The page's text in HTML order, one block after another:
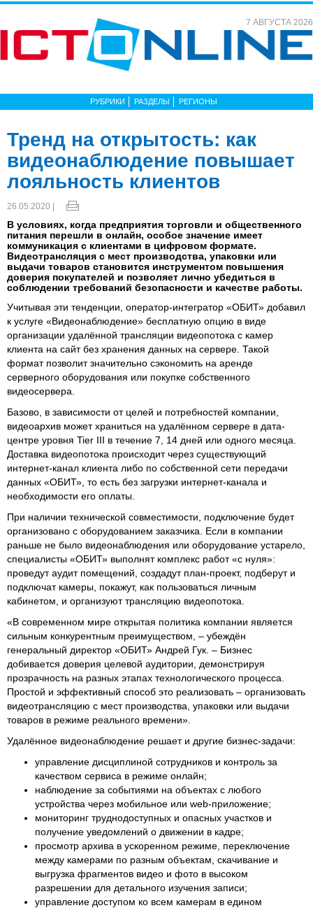
7 АВГУСТА 2026
РУБРИКИ РАЗДЕЛЫ РЕГИОНЫ
Тренд на открытость: как
видеонаблюдение повышает
лояльность клиентов
26.05.2020 |
В условиях, когда предприятия торговли и общественного
питания перешли в онлайн, особое значение имеет
коммуникация с клиентами в цифровом формате.
Видеотрансляция с мест производства, упаковки или
выдачи товаров становится инструментом повышения
доверия покупателей и позволяет лично убедиться в
соблюдении требований безопасности и качестве работы.
Учитывая эти тенденции, оператор-интегратор «ОБИТ» добавил
к услуге «Видеонаблюдение» бесплатную опцию в виде
организации удалённой трансляции видеопотока с камер
клиента на сайт без хранения данных на сервере. Такой
формат позволит значительно сэкономить на аренде
серверного оборудования или покупке собственного
видеосервера.
Базово, в зависимости от целей и потребностей компании,
видеоархив может храниться на удалённом сервере в дата-
центре уровня Tier III в течение 7, 14 дней или одного месяца.
Доставка видеопотока происходит через существующий
интернет-канал клиента либо по собственной сети передачи
данных «ОБИТ», то есть без загрузки интернет-канала и
необходимости его оплаты.
При наличии технической совместимости, подключение будет
организовано с оборудованием заказчика. Если в компании
раньше не было видеонаблюдения или оборудование устарело,
специалисты «ОБИТ» выполнят комплекс работ «с нуля»:
проведут аудит помещений, создадут план-проект, подберут и
подключат камеры, покажут, как пользоваться личным
кабинетом, и организуют трансляцию видеопотока.
«В современном мире открытая политика компании является
сильным конкурентным преимуществом, – убеждён
генеральный директор «ОБИТ» Андрей Гук. – Бизнес
добивается доверия целевой аудитории, демонстрируя
прозрачность на разных этапах технологического процесса.
Простой и эффективный способ это реализовать – организовать
видеотрансляцию с мест производства, упаковки или выдачи
товаров в режиме реального времени».
Удалённое видеонаблюдение решает и другие бизнес-задачи:
управление дисциплиной сотрудников и контроль за
качеством сервиса в режиме онлайн;
наблюдение за событиями на объектах с любого
устройства через мобильное или web-приложение;
мониторинг труднодоступных и опасных участков и
получение уведомлений о движении в кадре;
просмотр архива в ускоренном режиме, переключение
между камерами по разным объектам, скачивание и
выгрузка фрагментов видео и фото в высоком
разрешении для детального изучения записи;
управление доступом ко всем камерам в едином